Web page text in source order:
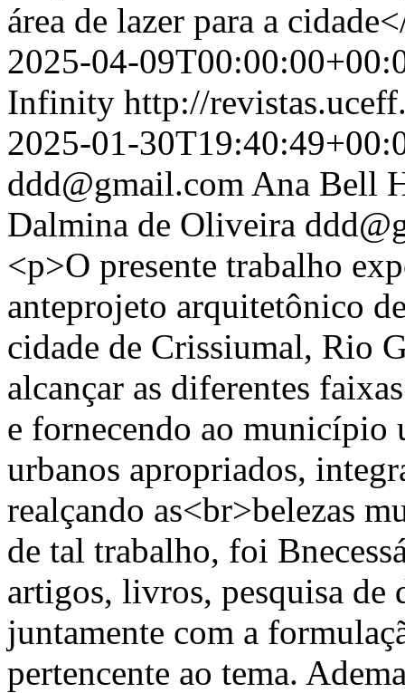
área de lazer para a
2025-04-
Infinity http://
2025-01-
ddd@gmail.com Ana Bell
Dalmina de Oliveira
<p>O presente trabalho
anteprojeto arquitetônico
cidade de Crissiumal, Rio
alcançar as diferentes
e fornecendo ao município
urbanos apropriados,
realçando as<br>belezas
de tal trabalho, foi
artigos, livros, pesquisa de
juntamente com a
pertencente ao tema.